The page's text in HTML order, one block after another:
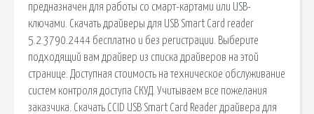
предназначен для работы со смарт-картами или USB-
ключами. Скачать драйверы для USB Smart Card reader
5.2.3790.2444 бесплатно и без регистрации. Выберите
подходящий вам драйвер из списка драйверов на этой
странице. Доступная стоимость на техническое обслуживание
систем контроля доступа СКУД. Учитываем все пожелания
заказчика. Скачать CCID USB Smart Card Reader драйвера для